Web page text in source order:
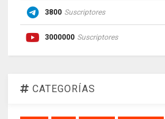
3800 Suscriptores
3000000 Suscriptores
CATEGORÍAS